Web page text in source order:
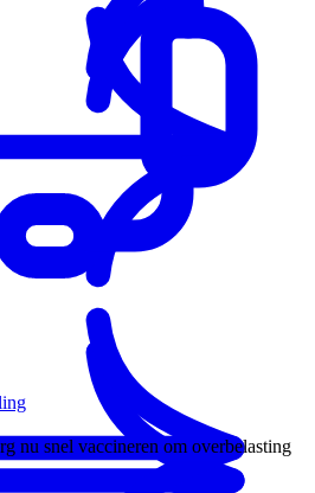
nu snel vaccineren om overbelasting